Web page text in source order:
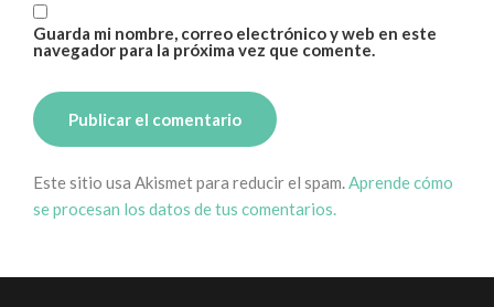
Guarda mi nombre, correo electrónico y web en este
navegador para la próxima vez que comente.
Este sitio usa Akismet para reducir el spam.Aprende cómo
se procesan los datos de tus comentarios.